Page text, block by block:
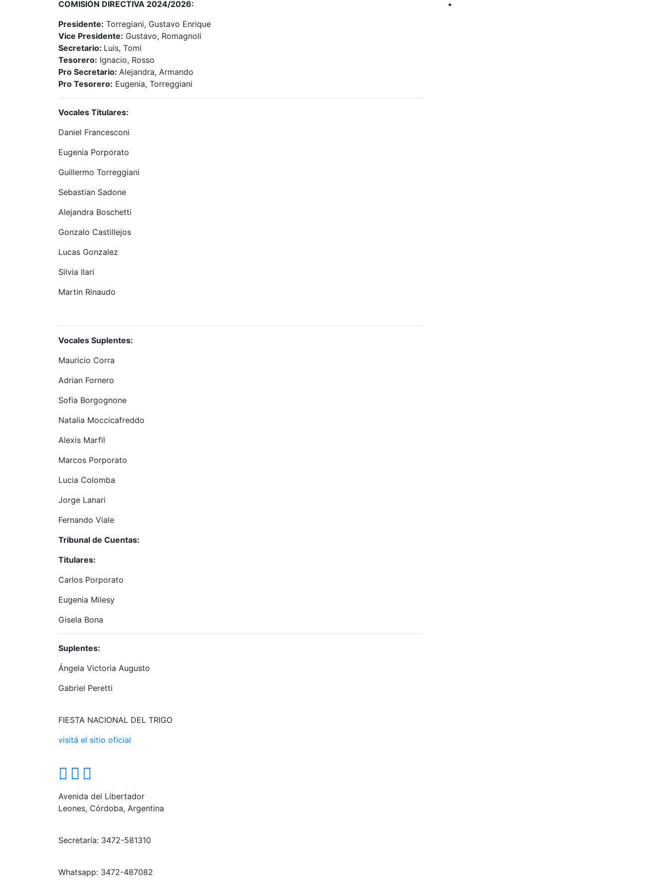
COMISIÓN DIRECTIVA 2024/2026:
Presidente: Torregiani, Gustavo Enrique
Vice Presidente: Gustavo, Romagnoli
Secretario: Luis, Tomi
Tesorero: Ignacio, Rosso
Pro Secretario: Alejandra, Armando
Pro Tesorero: Eugenia, Torreggiani
Vocales Titulares:
Daniel Francesconi
Eugenia Porporato
Guillermo Torreggiani
Sebastian Sadone
Alejandra Boschetti
Gonzalo Castillejos
Lucas Gonzalez
Silvia Ilari
Martin Rinaudo
Vocales Suplentes:
Mauricio Corra
Adrian Fornero
Sofia Borgognone
Natalia Moccicafreddo
Alexis Marfil
Marcos Porporato
Lucia Colomba
Jorge Lanari
Fernando Viale
Tribunal de Cuentas:
Titulares:
Carlos Porporato
Eugenia Milesy
Gisela Bona
Suplentes:
Ángela Victoria Augusto
Gabriel Peretti
FIESTA NACIONAL DEL TRIGO
visitá el sitio oficial
Avenida del Libertador
Leones, Córdoba, Argentina
Secretaría: 3472-581310
Whatsapp: 3472-487082